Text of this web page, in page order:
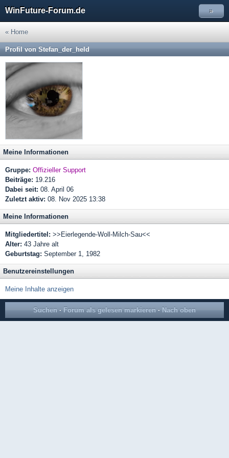
WinFuture-Forum.de »
« Home
Profil von Stefan_der_held
Meine Informationen
Gruppe: Offizieller Support
Beiträge: 19.216
Dabei seit: 08. April 06
Zuletzt aktiv: 08. Nov 2025 13:38
Meine Informationen
Mitgliedertitel: >>Eierlegende-Woll-Milch-Sau<<
Alter: 43 Jahre alt
Geburtstag: September 1, 1982
Benutzereinstellungen
Meine Inhalte anzeigen
Suchen · Forum als gelesen markieren · Nach oben